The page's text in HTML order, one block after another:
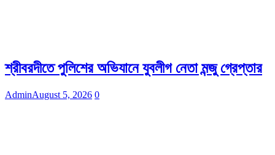
শ্রীবরদীতে পুলিশের অভিযানে যুবলীগ নেতা মন্জু গ্রেপ্তার
AdminAugust 5, 2026 0